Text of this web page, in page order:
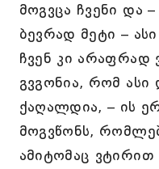
მოგვცა ჩვენი და
ბევრად მეტი –
ჩვენ კი არაფრად
გვგონია, რომ
ქაღალდია, – ის
მოგვწონს,
ამიტომაც